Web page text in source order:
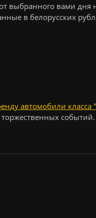
выбранного вами дня
в белорусских
автомобили класса